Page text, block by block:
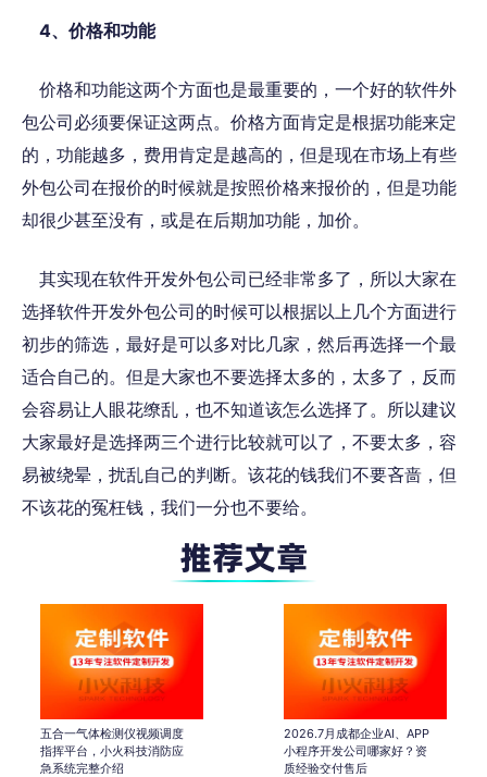
4、价格和功能
价格和功能这两个方面也是最重要的，一个好的软件外
包公司必须要保证这两点。价格方面肯定是根据功能来定
的，功能越多，费用肯定是越高的，但是现在市场上有些
外包公司在报价的时候就是按照价格来报价的，但是功能
却很少甚至没有 ， 或是在后期加功能，加价。
其实现在软件开发外包公司已经非常多了 ，所以大家在
选择软件开发外包公司的时候可以根据以上几个方面进行
初步的筛选 ，最好是可以多对比几家，然后再选择一个最
适合自己的。但是大家也不要选择太多的，太多了，反而
会容易让人眼花缭乱，也不知道该怎么选择了。所以建议
大家最好是选择两三个进行比较就可以了，不要太多 ， 容
易被绕晕，扰乱自己的判断。该花的钱我们不要吝啬，但
不该花的冤枉钱，我们一分也不要给。
五合一气体检测仪视频调度
指挥平台，小火科技消防应
急系统完整介绍
2026.7月成都企业AI、APP
小程序开发公司哪家好？资
质经验交付售后